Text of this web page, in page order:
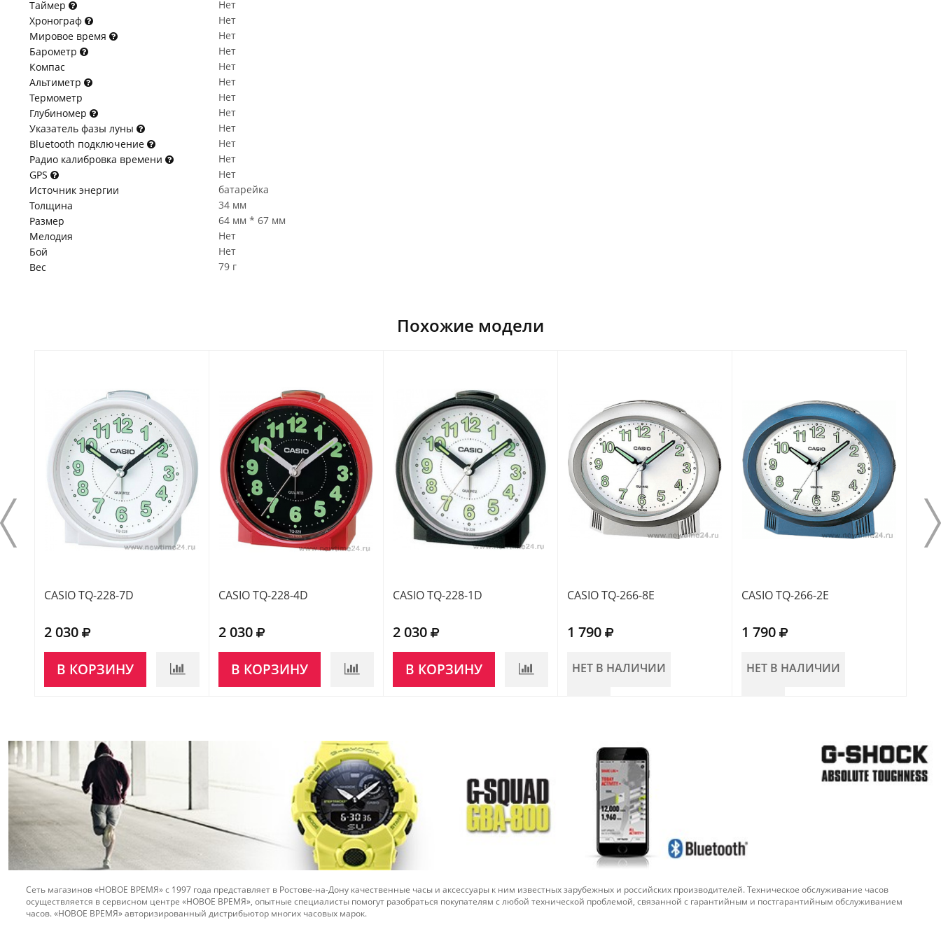
Таймер
Нет
Хронограф
Нет
Мировое время
Нет
Барометр
Нет
Компас
Нет
Альтиметр
Нет
Термометр
Нет
Глубиномер
Нет
Указатель фазы луны
Нет
Bluetooth подключение
Нет
Радио калибровка времени
Нет
GPS
Нет
Источник энергии
батарейка
Толщина
34 мм
Размер
64 мм * 67 мм
Мелодия
Нет
Бой
Нет
Вес
79 г
Похожие модели
CASIO TQ-228-7D
2 030
В КОРЗИНУ
CASIO TQ-228-4D
2 030
В КОРЗИНУ
CASIO TQ-228-1D
2 030
В КОРЗИНУ
CASIO TQ-266-8E
1 790
НЕТ В НАЛИЧИИ
CASIO TQ-266-2E
1 790
НЕТ В НАЛИЧИИ
Сеть магазинов «НОВОЕ ВРЕМЯ» с 1997 года представляет в Ростове-на-Дону качественные часы и аксессуары к ним известных зарубежных и российских производителей. Техническое обслуживание часов
осуществляется в сервисном центре «НОВОЕ ВРЕМЯ», опытные специалисты помогут разобраться покупателям с любой технической проблемой, связанной с гарантийным и постгарантийным обслуживанием
часов. «НОВОЕ ВРЕМЯ» авторизированный дистрибьютор многих часовых марок.